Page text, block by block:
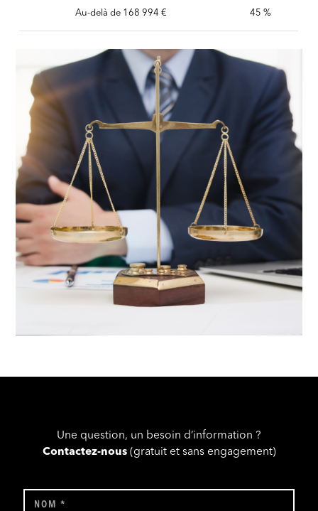
Au-delà de 168 994 € 45 %
Une question, un besoin d’information ?
Contactez-nous (gratuit et sans engagement)
NOM *